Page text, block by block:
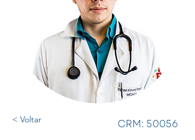
< Voltar CRM: 50056